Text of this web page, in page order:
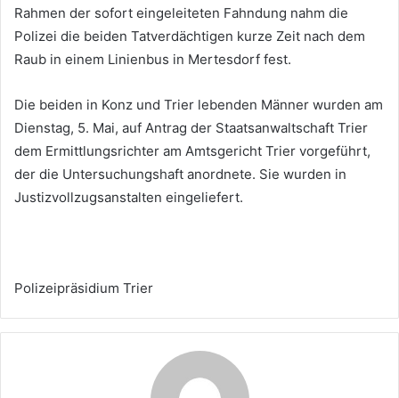
Rahmen der sofort eingeleiteten Fahndung nahm die
Polizei die beiden Tatverdächtigen kurze Zeit nach dem
Raub in einem Linienbus in Mertesdorf fest.
Die beiden in Konz und Trier lebenden Männer wurden am
Dienstag, 5. Mai, auf Antrag der Staatsanwaltschaft Trier
dem Ermittlungsrichter am Amtsgericht Trier vorgeführt,
der die Untersuchungshaft anordnete. Sie wurden in
Justizvollzugsanstalten eingeliefert.
Polizeipräsidium Trier